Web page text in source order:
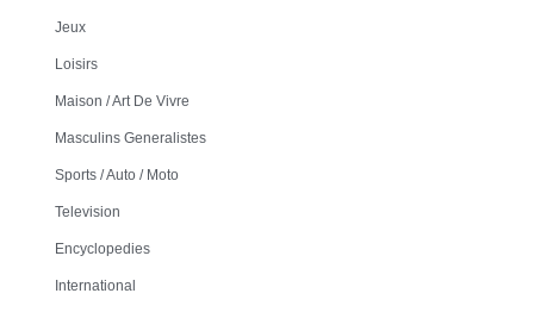
Jeux
Loisirs
Maison / Art De Vivre
Masculins Generalistes
Sports / Auto / Moto
Television
Encyclopedies
International